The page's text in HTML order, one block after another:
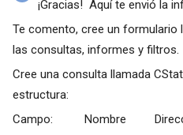
¡Gracias! Aquí te envió la
Te comento, cree un formulario
las consultas, informes y filtros.
Cree una consulta llamada
estructura:
Campo: Nombre